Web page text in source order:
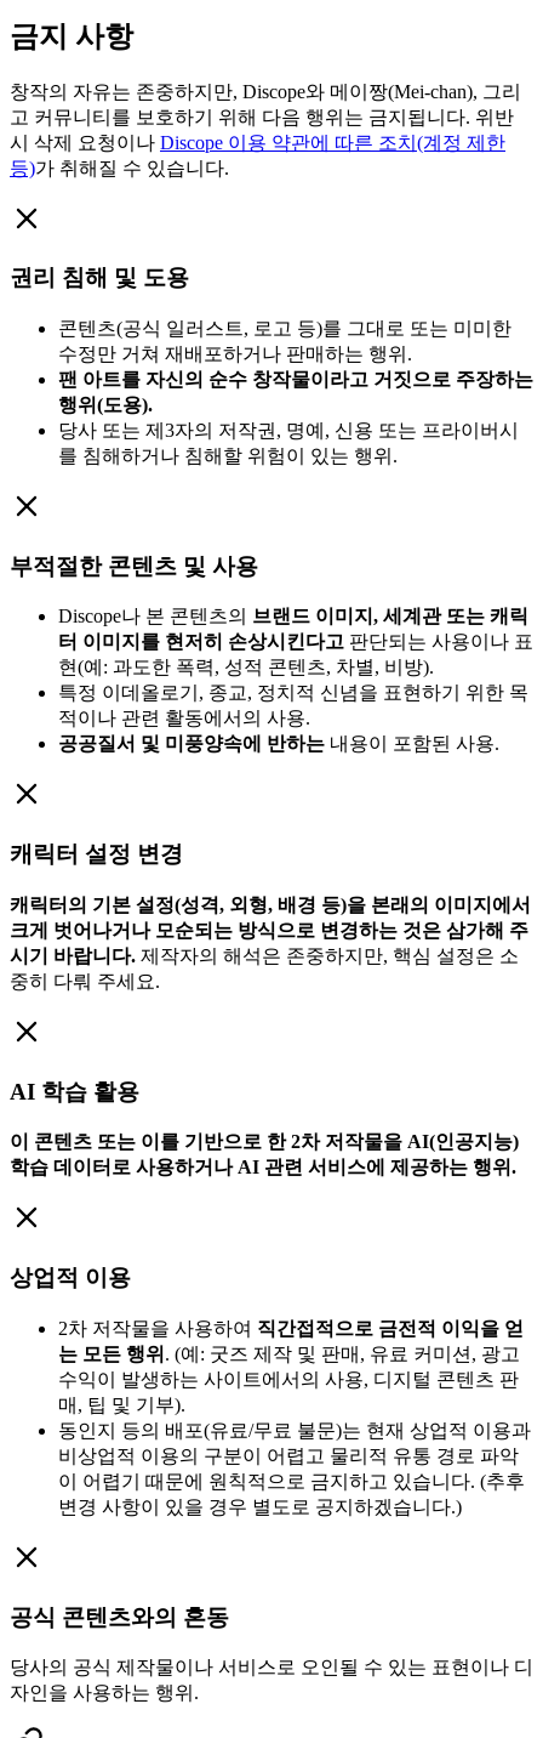
금지 사항
창작의 자유는 존중하지만, Discope와 메이짱(Mei-chan), 그리
고 커뮤니티를 보호하기 위해 다음 행위는 금지됩니다. 위반
시 삭제 요청이나 Discope 이용 약관에 따른 조치(계정 제한
등)가 취해질 수 있습니다.
권리 침해 및 도용
콘텐츠(공식 일러스트, 로고 등)를 그대로 또는 미미한
수정만 거쳐 재배포하거나 판매하는 행위.
팬 아트를 자신의 순수 창작물이라고 거짓으로 주장하는
행위(도용).
당사 또는 제3자의 저작권, 명예, 신용 또는 프라이버시
를 침해하거나 침해할 위험이 있는 행위.
부적절한 콘텐츠 및 사용
Discope나 본 콘텐츠의 브랜드 이미지, 세계관 또는 캐릭
터 이미지를 현저히 손상시킨다고 판단되는 사용이나 표
현(예: 과도한 폭력, 성적 콘텐츠, 차별, 비방).
특정 이데올로기, 종교, 정치적 신념을 표현하기 위한 목
적이나 관련 활동에서의 사용.
공공질서 및 미풍양속에 반하는 내용이 포함된 사용.
캐릭터 설정 변경
캐릭터의 기본 설정(성격, 외형, 배경 등)을 본래의 이미지에서
크게 벗어나거나 모순되는 방식으로 변경하는 것은 삼가해 주
시기 바랍니다. 제작자의 해석은 존중하지만, 핵심 설정은 소
중히 다뤄 주세요.
AI 학습 활용
이 콘텐츠 또는 이를 기반으로 한 2차 저작물을 AI(인공지능)
학습 데이터로 사용하거나 AI 관련 서비스에 제공하는 행위.
상업적 이용
2차 저작물을 사용하여 직간접적으로 금전적 이익을 얻
는 모든 행위 . (예: 굿즈 제작 및 판매, 유료 커미션, 광고
수익이 발생하는 사이트에서의 사용, 디지털 콘텐츠 판
매, 팁 및 기부).
동인지 등의 배포(유료/무료 불문)는 현재 상업적 이용과
비상업적 이용의 구분이 어렵고 물리적 유통 경로 파악
이 어렵기 때문에 원칙적으로 금지하고 있습니다. (추후
변경 사항이 있을 경우 별도로 공지하겠습니다.)
공식 콘텐츠와의 혼동
당사의 공식 제작물이나 서비스로 오인될 수 있는 표현이나 디
자인을 사용하는 행위.